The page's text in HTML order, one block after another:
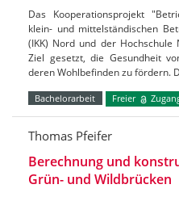
Das Kooperationsprojekt
klein- und mittelständischen
(IKK) Nord und der
Ziel gesetzt, die Gesundheit
deren Wohlbefinden zu fördern.
Bachelorarbeit Freier
Thomas Pfeifer
Berechnung und
Grün- und Wildbrücken